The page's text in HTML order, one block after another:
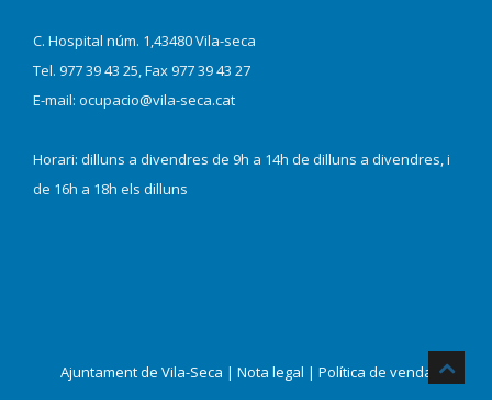
C. Hospital núm. 1,43480 Vila-seca
Tel. 977 39 43 25, Fax 977 39 43 27
E-mail: ocupacio@vila-seca.cat
Horari: dilluns a divendres de 9h a 14h de dilluns a divendres, i
de 16h a 18h els dilluns
Ajuntament de Vila-Seca | Nota legal | Política de venda